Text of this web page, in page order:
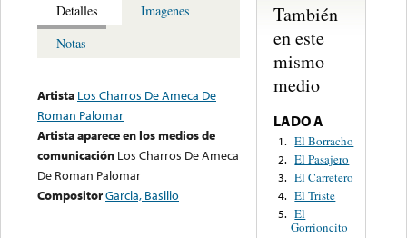
Detalles
Imagenes
Notas
Artista Los Charros De Ameca De
Roman Palomar
Artista aparece en los medios de
comunicación Los Charros De Ameca
De Roman Palomar
CompositorGarcia, Basilio
También
en este
mismo
medio
LADO A
1. El Borracho
2. El Pasajero
3. El Carretero
4. El Triste
5. El
Gorrioncito